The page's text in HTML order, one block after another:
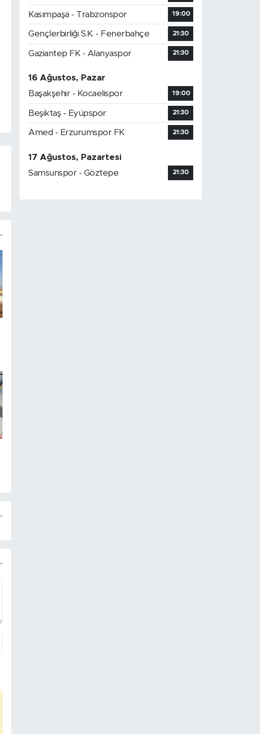
Kasımpaşa - Trabzonspor 19:00
Gençlerbirliği S.K. - Fenerbahçe 21:30
Gaziantep FK - Alanyaspor 21:30
16 Ağustos, Pazar
Başakşehir - Kocaelispor
19:00
Beşiktaş - Eyüpspor 21:30
Amed - Erzurumspor FK 21:30
17 Ağustos, Pazartesi
Samsunspor - Göztepe
21:30